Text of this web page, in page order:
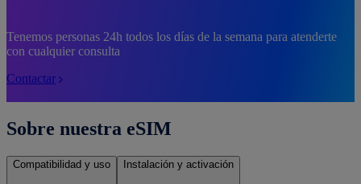
Tenemos personas 24h todos los días de la semana para atenderte
con cualquier consulta
Contactar
Sobre nuestra eSIM
Compatibilidad y uso Instalación y activación